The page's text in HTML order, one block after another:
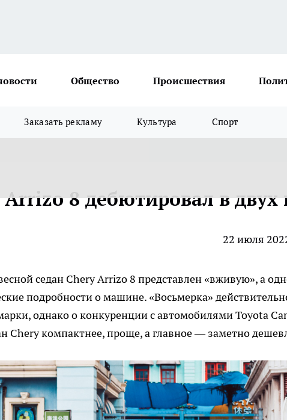
Общество Происшествия
Заказать рекламу Культура Спорт
8 дебютировал в двух
22 июля
седан Chery Arrizo 8 представлен «вживую», а
подробности о машине. «Восьмерка»
однако о конкуренции с автомобилями Toyota
Chery компактнее, проще, а главное — заметно